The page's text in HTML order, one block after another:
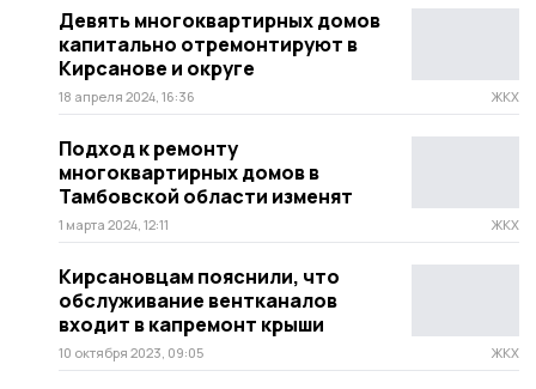
Девять многоквартирных домов
капитально отремонтируют в
Кирсанове и округе
18 апреля 2024, 16:36 ЖКХ
Подход к ремонту
многоквартирных домов в
Тамбовской области изменят
1 марта 2024, 12:11 ЖКХ
Кирсановцам пояснили, что
обслуживание вентканалов
входит в капремонт крыши
10 октября 2023, 09:05 ЖКХ